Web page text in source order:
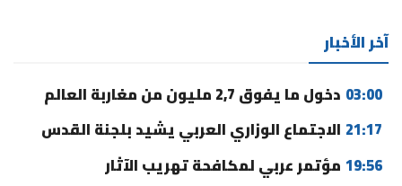
آخر الأخبار
03:00 دخول ما يفوق 2,7 مليون من مغاربة العالم
21:17 الاجتماع الوزاري العربي يشيد بلجنة القدس
19:56 مؤتمر عربي لمكافحة تهريب الآثار